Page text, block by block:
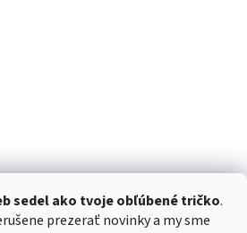
sedel ako tvoje obľúbené tričko.
prezerať novinky a my sme